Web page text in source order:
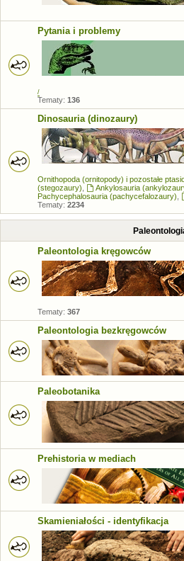
Pytania i problemy
/
Tematy: 136
Dinosauria (dinozaury)
Ornithopoda (ornitopody) i pozostałe
(stegozaury)
Ankylosauria
Pachycephalosauria (pachycefalozaury)
Tematy: 2234
Paleontologia kręgowców
Tematy: 367
Paleontologia bezkręgowców
Paleobotanika
Prehistoria w mediach
Skamieniałości - identyfikacja